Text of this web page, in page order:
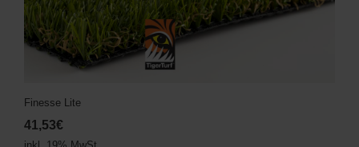
Finesse Lite
41,53€